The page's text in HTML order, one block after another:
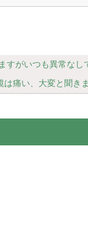
すがいつも異常な
は痛い、大変と聞き